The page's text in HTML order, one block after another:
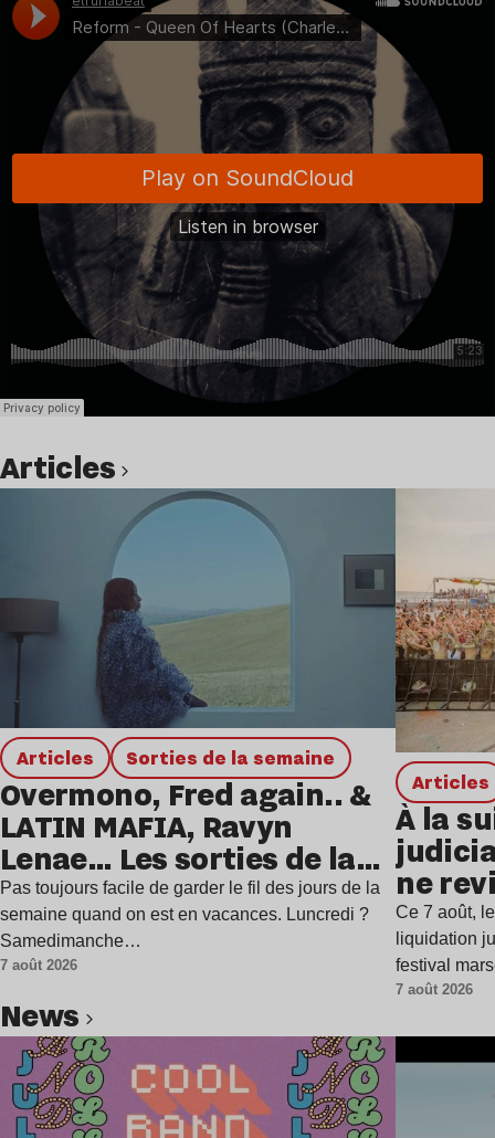
Articles
Articles Sorties de la semaine
Overmono, Fred again.. &
LATIN MAFIA, Ravyn
Lenae… Les sorties de la
semaine
Pas toujours facile de garder le fil des jours de la
semaine quand on est en vacances. Luncredi ?
Samedimanche…
7 août 2026
Articles
À la
ne
Ce 7 août,
liquidation
festival
7 août 2026
news
Lire l’article